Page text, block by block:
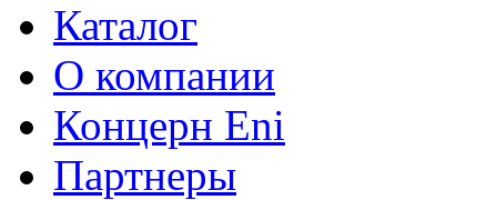
Каталог
О компании
Концерн Eni
Партнеры